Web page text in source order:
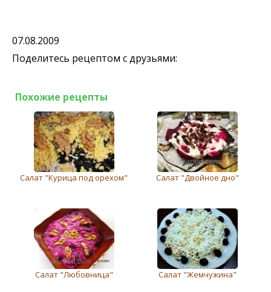
07.08.2009
Поделитесь рецептом с друзьями:
Похожие рецепты
Салат "Курица под орехом" Салат "Двойное дно"
Салат "Любовница" Салат "Жемчужина"